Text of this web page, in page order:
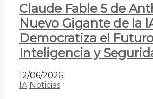
Claude Fable 5 de
Nuevo Gigante de la
Democratiza el
Inteligencia y
12/06/2026
IA Noticias